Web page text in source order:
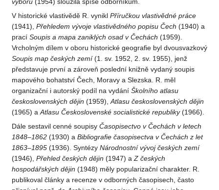
V historické vlastivědě R. vynikl Příručkou vlastivědné práce
(1941), Přehledem vývoje vlastivědného popisu Čech (1940) a
prací Soupis a mapa zaniklých osad v Čechách (1959).
Vrcholným dílem v oboru historické geografie byl dvousvazkový
Soupis map českých zemí(1. sv. 1952, 2. sv. 1955), jenž
představuje první a zároveň poslední knižně vydaný soupis
mapového bohatství Čech, Moravy a Slezska. R. měl
organizační i autorský podíl na vydání Školního atlasu
československých dějin (1959), Atlasu československých dějin
(1965) a Atlasu Československé socialistické republiky(1966).
Dále sestavil cenné soupisy Časopisectvo v Čechách v letech
1848–1862 (1930) a Bibliografie časopisectva v Čechách z let
1863–1895 (1936). Syntézy Národnostní vývoj českých zemí
(1946), Přehled českých dějin (1947) a Z českých
hospodářských dějin (1948) měly popularizační charakter. R.
publikoval články a recenze v odborných časopisech, často